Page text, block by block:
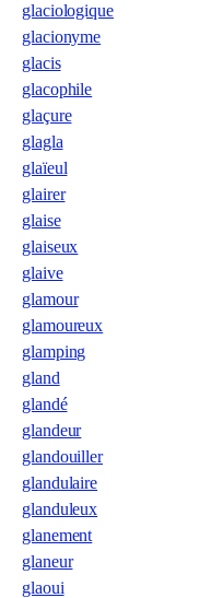
glaciologique
glacionyme
glacis
glacophile
glaçure
glagla
glaïeul
glairer
glaise
glaiseux
glaive
glamour
glamoureux
glamping
gland
glandé
glandeur
glandouiller
glandulaire
glanduleux
glanement
glaneur
glaoui